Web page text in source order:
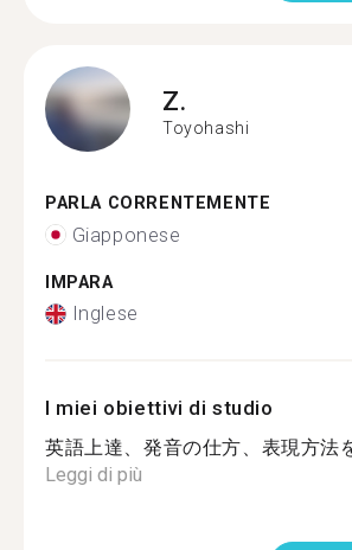
Z.
Toyohashi
PARLA CORRENTEMENTE
Giapponese
IMPARA
Inglese
I miei obiettivi di studio
英語上達、発音の仕方、表現方法
Leggi di più